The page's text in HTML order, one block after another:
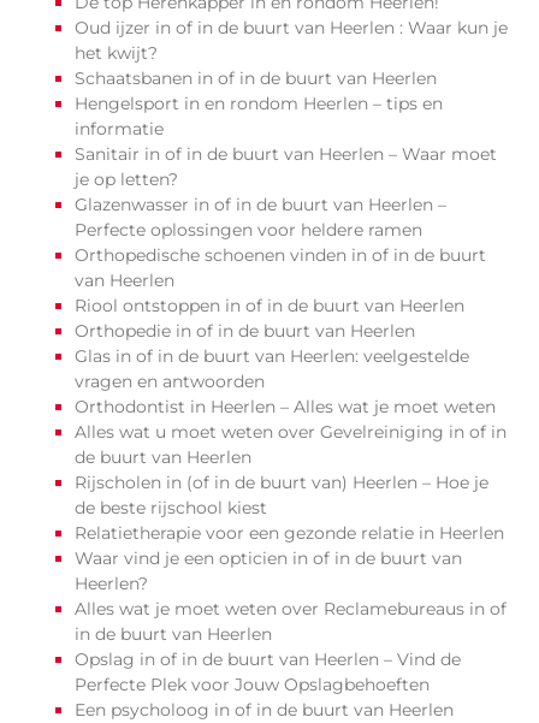
Oud ijzer in of in de buurt van Heerlen : Waar kun je
het kwijt?
Schaatsbanen in of in de buurt van Heerlen
Hengelsport in en rondom Heerlen – tips en
informatie
Sanitair in of in de buurt van Heerlen – Waar moet
je op letten?
Glazenwasser in of in de buurt van Heerlen –
Perfecte oplossingen voor heldere ramen
Orthopedische schoenen vinden in of in de buurt
van Heerlen
Riool ontstoppen in of in de buurt van Heerlen
Orthopedie in of in de buurt van Heerlen
Glas in of in de buurt van Heerlen: veelgestelde
vragen en antwoorden
Orthodontist in Heerlen – Alles wat je moet weten
Alles wat u moet weten over Gevelreiniging in of in
de buurt van Heerlen
Rijscholen in (of in de buurt van) Heerlen – Hoe je
de beste rijschool kiest
Relatietherapie voor een gezonde relatie in Heerlen
Waar vind je een opticien in of in de buurt van
Heerlen?
Alles wat je moet weten over Reclamebureaus in of
in de buurt van Heerlen
Opslag in of in de buurt van Heerlen – Vind de
Perfecte Plek voor Jouw Opslagbehoeften
Een psycholoog in of in de buurt van Heerlen